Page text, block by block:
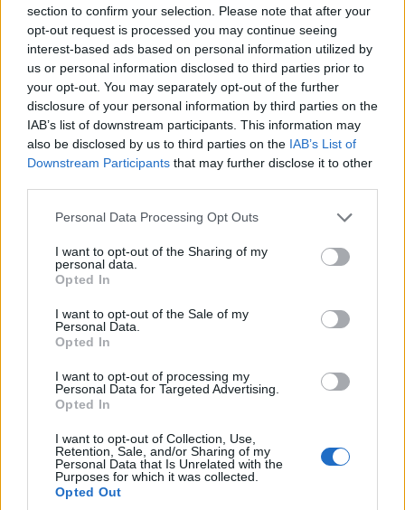
section to confirm your selection. Please note that after your
opt-out request is processed you may continue seeing
interest-based ads based on personal information utilized by
us or personal information disclosed to third parties prior to
your opt-out. You may separately opt-out of the further
disclosure of your personal information by third parties on the
IAB’s list of downstream participants. This information may
also be disclosed by us to third parties on the IAB’s List of
Downstream Participants that may further disclose it to other
Please note that this website/app uses one or more Google
not limited to your visit or usage behaviour. You may click to
grant or deny consent to Google and its third-party tags to
use your data for below specified purposes in below Google
consent section.
Personal Data Processing Opt Outs
I want to opt-out of the Sharing of my
personal data.
Opted In
I want to opt-out of the Sale of my
Personal Data.
Opted In
I want to opt-out of processing my
Personal Data for Targeted Advertising.
Opted In
I want to opt-out of Collection, Use,
Retention, Sale, and/or Sharing of my
Personal Data that Is Unrelated with the
Purposes for which it was collected.
Opted Out
7 Αυγούστου 2026, 8:31 μμ
Καστοριά: 20χρονη
κατάλαβε ότι πήγε να
πέσει θύμα
τηλεφωνικής απάτης
και ενημέρωσε την
Αστυνομία – Πιάσανε
επ’ αυτοφώρω τους
δράστες
ΚΟΙΝΩΝΊΑ
Την Κυριακή 16
Αυγούστου η τελετή
παράδοσης του
Γηροκομείου
Τσοτυλίου
7 Αυγούστου 2026, 7:31 μμ
Φωτιά έξω από την
Κοζάνη – Άμεση
Πυροσβεστικής
Υπηρεσίας
7 Αυγούστου 2026, 7:00 μμ